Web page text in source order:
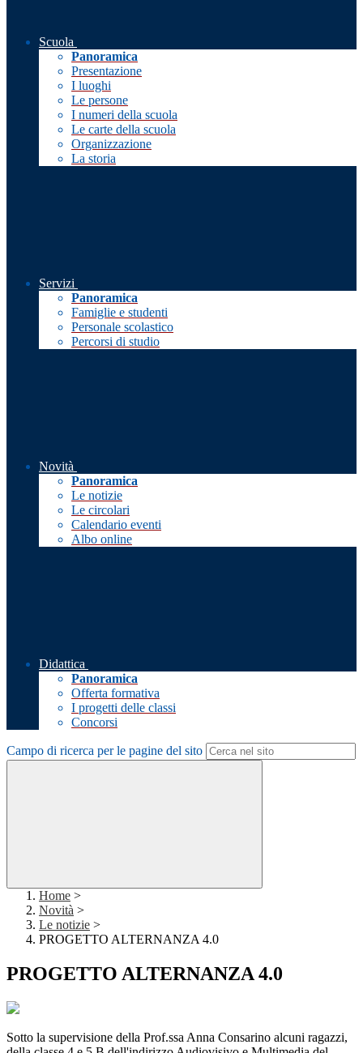
Scuola
Panoramica
Presentazione
I luoghi
Le persone
I numeri della scuola
Le carte della scuola
Organizzazione
La storia
Servizi
Panoramica
Famiglie e studenti
Personale scolastico
Percorsi di studio
Novità
Panoramica
Le notizie
Le circolari
Calendario eventi
Albo online
Didattica
Panoramica
Offerta formativa
I progetti delle classi
Concorsi
Campo di ricerca per le pagine del sito
Home >
Novità >
Le notizie >
PROGETTO ALTERNANZA 4.0
PROGETTO ALTERNANZA 4.0
Sotto la supervisione della Prof.ssa Anna Consarino alcuni ragazzi,